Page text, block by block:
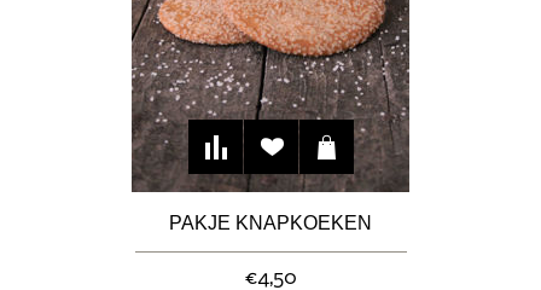
PAKJE KNAPKOEKEN
€4,50